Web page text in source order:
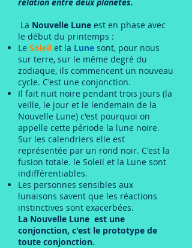
La Nouvelle Lune est en phase avec
le début du printemps :
Le Soleil et la Lune sont, pour nous
sur terre, sur le même degré du
zodiaque, ils commencent un nouveau
cycle. C'est une conjonction.
Il fait nuit noire pendant trois jours (la
veille, le jour et le lendemain de la
Nouvelle Lune) c'est pourquoi on
appelle cette période la lune noire.
Sur les calendriers elle est
représentée par un rond noir. C'est la
fusion totale. le Soleil et la Lune sont
indifférentiables.
Les personnes sensibles aux
lunaisons savent que les réactions
instinctives sont exacerbées.
La Nouvelle Lune est une
conjonction, c'est le prototype de
toute conjonction.